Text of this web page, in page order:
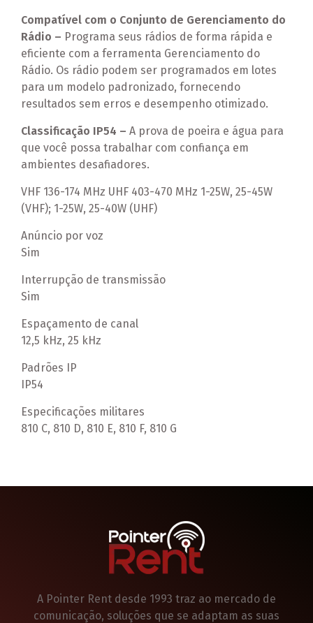
Compatível com o Conjunto de Gerenciamento do
Rádio – Programa seus rádios de forma rápida e
eficiente com a ferramenta Gerenciamento do
Rádio. Os rádio podem ser programados em lotes
para um modelo padronizado, fornecendo
resultados sem erros e desempenho otimizado.
Classificação IP54 – A prova de poeira e água para
que você possa trabalhar com confiança em
ambientes desafiadores.
VHF 136-174 MHz UHF 403-470 MHz 1-25W, 25-45W
(VHF); 1-25W, 25-40W (UHF)
Anúncio por voz
Sim
Interrupção de transmissão
Sim
Espaçamento de canal
12,5 kHz, 25 kHz
Padrões IP
IP54
Especificações militares
810 C, 810 D, 810 E, 810 F, 810 G
A Pointer Rent desde 1993 traz ao mercado de
comunicação, soluções que se adaptam as suas